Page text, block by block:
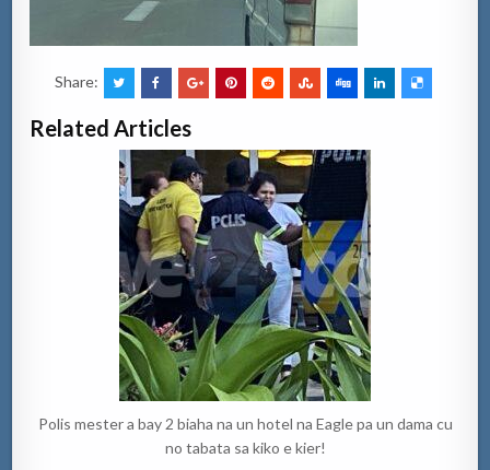
Share:
Related Articles
Polis mester a bay 2 biaha na un hotel na Eagle pa un dama cu
no tabata sa kiko e kier!